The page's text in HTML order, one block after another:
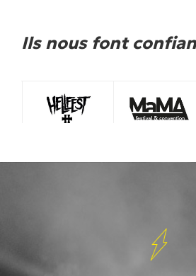
Ils nous font